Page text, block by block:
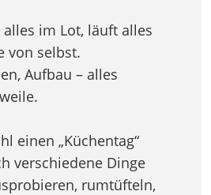
im Lot, läuft alles
von selbst.
Aufbau – alles
einen „Küchentag“
verschiedene Dinge
rumtüfteln,